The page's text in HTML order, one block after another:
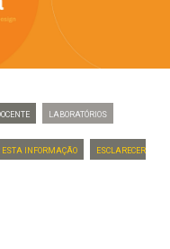
Laboratórios
Esta Informação Esclarecer